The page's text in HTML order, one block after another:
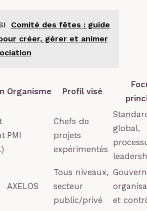
Comité des fêtes : guide
créer, gérer et animer
Organisme Profil visé
PMI
Chefs de
projets
expérimentés
global,
AXELOS
Tous niveaux,
secteur
public/privé
et